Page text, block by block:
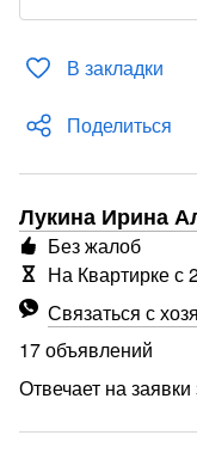
В закладки
Поделиться
Лукина Ирина
Связаться с
17 объявлений
Отвечает на
Без жалоб
На Квартирке с